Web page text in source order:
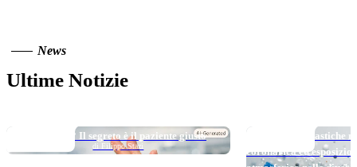
News
Ultime Notizie
Long DAPT…? Il segreto è il paziente giusto
di Filippo Stazi
Micro e nanoplastiche
coronarica ed